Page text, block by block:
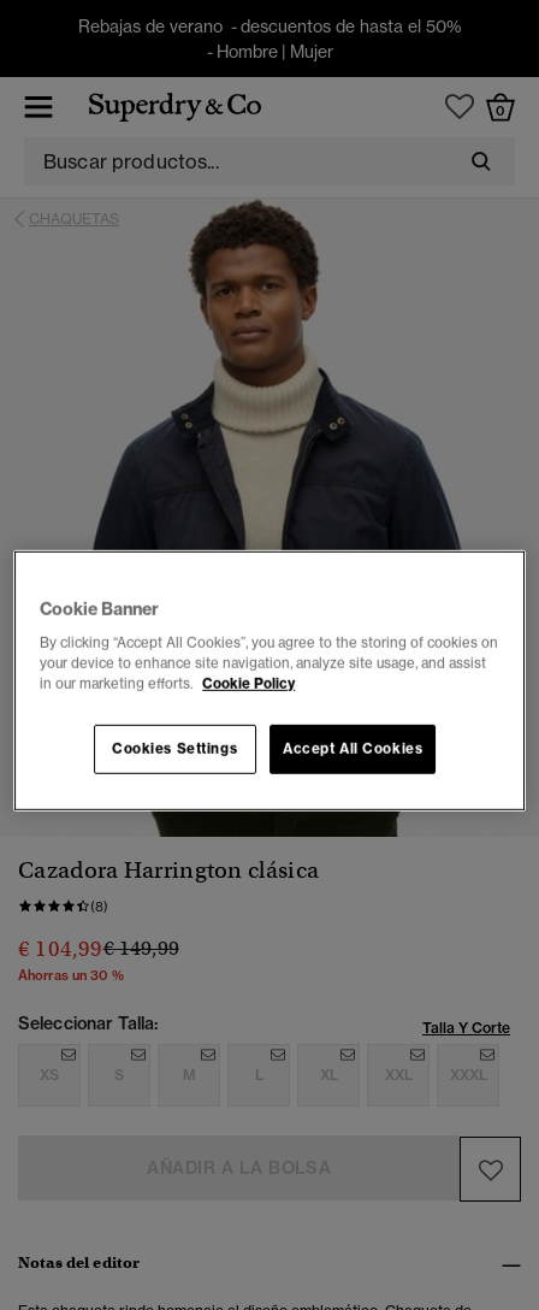
Rebajas de verano - descuentos de hasta el 50%
- Hombre| Mujer
0
CHAQUETAS
1 2 3 4 5 6 7 8
Cazadora Harrington clásica
(8)
€ 104,99Precio rebajado de
€ 149,99a
Ahorras un 30 %
Seleccionar Talla: Talla Y Corte
XS S M L XL XXL XXXL
Notas del editor
Cookie Banner
By clicking “Accept All Cookies”, you agree to the storing of cookies on
your device to enhance site navigation, analyze site usage, and assist
in our marketing efforts. Cookie Policy
Accept All Cookies
Cookies Settings